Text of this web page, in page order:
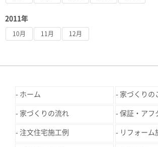
2011年
10月 11月 12月
ホーム 家づくりの
家づくりの流れ 保証・アフ
注文住宅施工例 リフォーム